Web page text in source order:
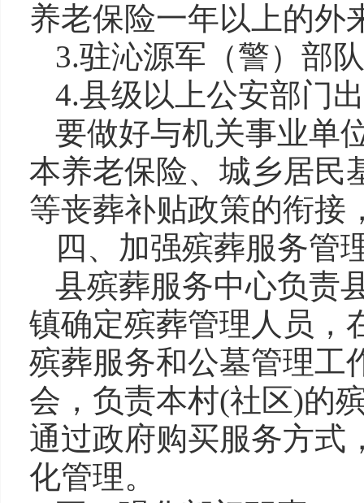
养老保险一年以上的外
3.驻沁源军（警）部
4.县级以上公安部门
要做好与机关事业单
本养老保险、城乡居民
等丧葬补贴政策的衔接
四、加强殡葬服务管
县殡葬服务中心负责
镇确定殡葬管理人员，
殡葬服务和公墓管理工
会，负责本村(社区)的
通过政府购买服务方式
化管理。